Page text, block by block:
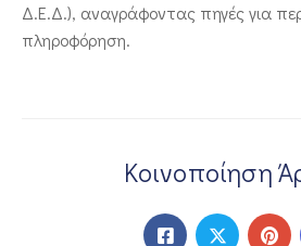
Δ.Ε.Δ.), αναγράφοντας πηγές για
πληροφόρηση.
Κοινοποίηση